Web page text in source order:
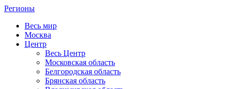
Регионы
Весь мир
Москва
Центр
Весь Центр
Московская область
Белгородская область
Брянская область